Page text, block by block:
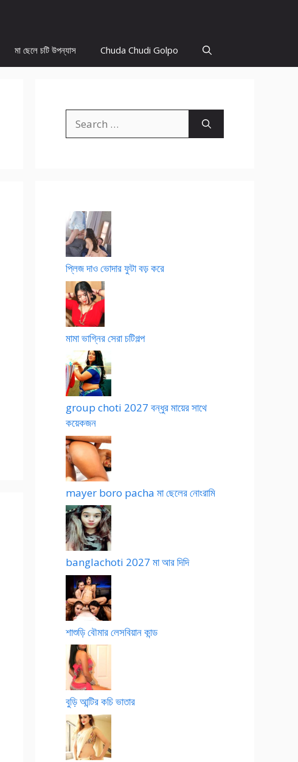
মা ছেলে চটি উপন্যাস Chuda Chudi Golpo
for:
প্লিজ দাও ভোদার ফুটা বড় করে
মামা ভাগ্নির সেরা চটিগল্প
group choti 2027 বন্ধুর মায়ের সাথে
কয়েকজন
mayer boro pacha মা ছেলের নোংরামি
banglachoti 2027 মা আর দিদি
শাশুড়ি বৌমার লেসবিয়ান কান্ড
বুড়ি আন্টির কচি ভাতার